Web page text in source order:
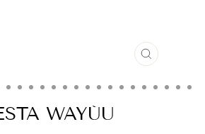
CERRAR
WAYÚU